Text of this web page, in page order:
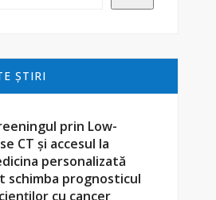
ŞTIRI
prin Low-
CT și accesul la
personalizată
schimba prognosticul
cu cancer